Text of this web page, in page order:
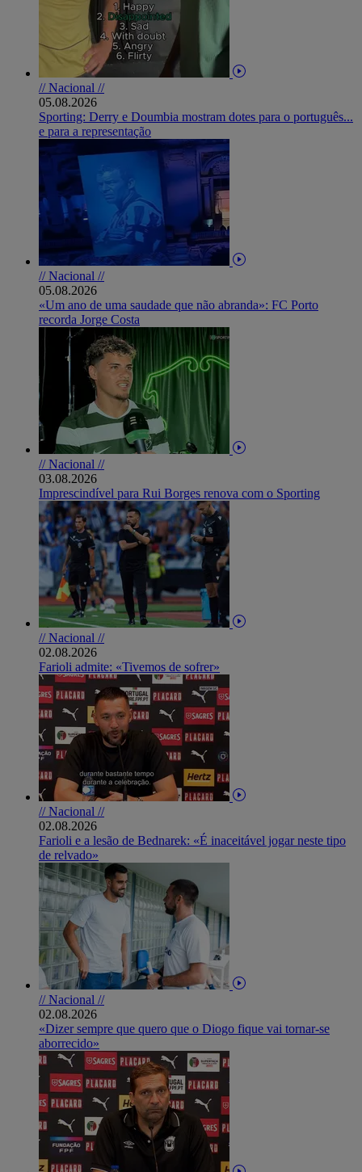
// Nacional //
05.08.2026
Sporting: Derry e Doumbia mostram dotes para o português...
e para a representação
// Nacional //
05.08.2026
«Um ano de uma saudade que não abranda»: FC Porto
recorda Jorge Costa
// Nacional //
03.08.2026
Imprescindível para Rui Borges renova com o Sporting
// Nacional //
02.08.2026
Farioli admite: «Tivemos de sofrer»
// Nacional //
02.08.2026
Farioli e a lesão de Bednarek: «É inaceitável jogar neste tipo
de relvado»
// Nacional //
02.08.2026
«Dizer sempre que quero que o Diogo fique vai tornar-se
aborrecido»